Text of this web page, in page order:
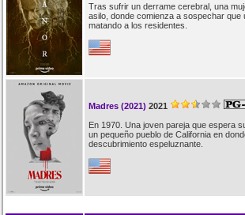
Tras sufrir un derrame cerebral, una
asilo, donde comienza a sospechar que
matando a los residentes.
Madres (2021) 2021
En 1970. Una joven pareja que espera
un pequeño pueblo de California en
descubrimiento espeluznante.